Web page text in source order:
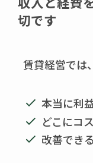
切です
賃貸経営では、
本当に利
どこにコ
改善でき